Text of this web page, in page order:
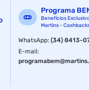
Programa
Benefícios
Martins -
WhatsApp:(34) 8413-
E-mail: